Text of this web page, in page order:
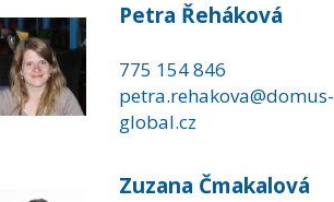
Petra Řeháková
775 154 846
petra.rehakova@domus-
global.cz
Zuzana Čmakalová